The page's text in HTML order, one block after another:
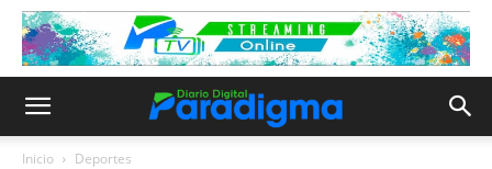
Inicio Deportes